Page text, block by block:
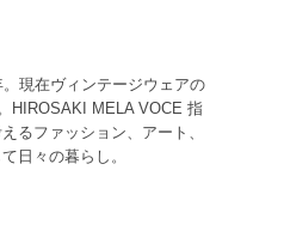
現在ヴィンテージウェアの
HIROSAKI MELA VOCE 指
るファッション、アート、
日々の暮らし。